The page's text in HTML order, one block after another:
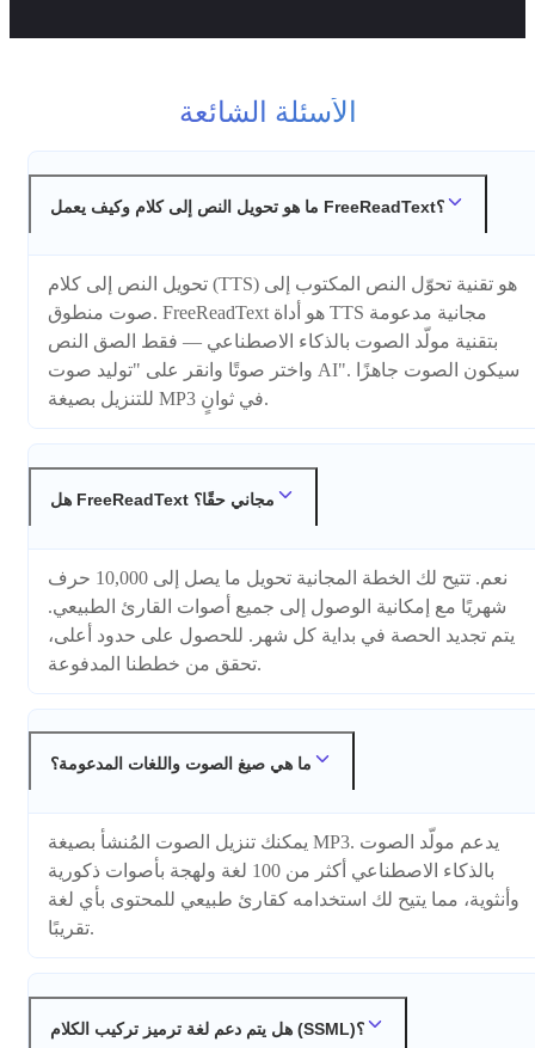
الأسئلة الشائعة
ما هو تحويل النص إلى كلام وكيف يعمل FreeReadText؟
تحويل النص إلى كلام (TTS) هو تقنية تحوّل النص المكتوب إلى
صوت منطوق. FreeReadText هو أداة TTS مجانية مدعومة
بتقنية مولّد الصوت بالذكاء الاصطناعي — فقط الصق النص
واختر صوتًا وانقر على "توليد صوت AI". سيكون الصوت جاهزًا
للتنزيل بصيغة MP3 في ثوانٍ.
هل FreeReadText مجاني حقًا؟
نعم. تتيح لك الخطة المجانية تحويل ما يصل إلى 10,000 حرف
شهريًا مع إمكانية الوصول إلى جميع أصوات القارئ الطبيعي.
يتم تجديد الحصة في بداية كل شهر. للحصول على حدود أعلى،
تحقق من خططنا المدفوعة.
ما هي صيغ الصوت واللغات المدعومة؟
يمكنك تنزيل الصوت المُنشأ بصيغة MP3. يدعم مولّد الصوت
بالذكاء الاصطناعي أكثر من 100 لغة ولهجة بأصوات ذكورية
وأنثوية، مما يتيح لك استخدامه كقارئ طبيعي للمحتوى بأي لغة
تقريبًا.
هل يتم دعم لغة ترميز تركيب الكلام (SSML)؟